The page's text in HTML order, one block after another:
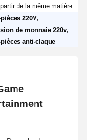
de la même matière.
220V
de monnaie 220v
anti-claque